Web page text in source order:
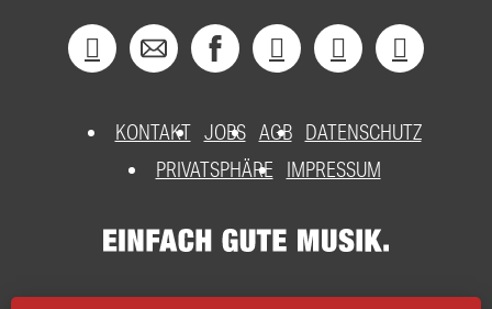
KONTAKT JOBS AGB DATENSCHUTZ
PRIVATSPHÄRE
IMPRESSUM